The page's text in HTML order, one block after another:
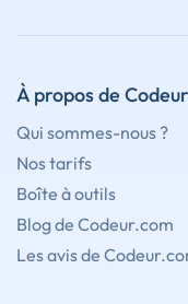
À propos de
Qui sommes-nous ?
Nos tarifs
Boîte à outils
Blog de Codeur.com
Les avis de